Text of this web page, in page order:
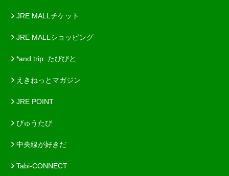
JRE MALLチケット
JRE MALLショッピング
*and trip. たびびと
えきねっとマガジン
JRE POINT
びゅうたび
中央線が好きだ
Tabi-CONNECT